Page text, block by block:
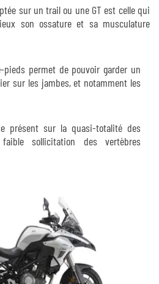
sur un trail ou une GT est celle qui
son ossature et sa musculature
pieds permet de pouvoir garder un
sur les jambes, et notamment les
présent sur la quasi-totalité des
sollicitation des vertèbres